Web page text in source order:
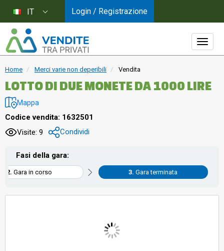
Home Merci varie non deperibili Vendita
LOTTO DI DUE MONETE DA 1000 LIRE
Mappa
Codice vendita: 1632501
Visite: 9
Condividi
Fasi della gara:
Gara in corso Gara terminata
IT Login / Registrazione